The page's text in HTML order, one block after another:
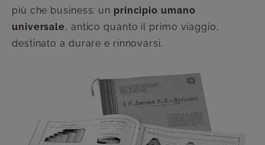
più che business: un principio umano
universale, antico quanto il primo viaggio,
destinato a durare e rinnovarsi.